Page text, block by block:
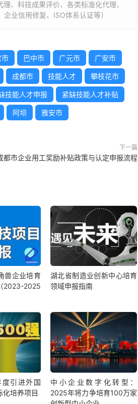
、科技成果评价、各类标准化代理、
业信用修复、ISO体系认证等）
市 巴中市 广元市 广安市
成都市 技能人才 攀枝花市
技能人才申报 紧缺技能人才补贴
阿坝 雅安市
下一篇
都市企业用工奖励补贴政策与认定申报流程
兽企业培育
2023-2025
湖北省制造业创新中心培育
领域申报指南
引进外国
化培养项目
中小企业数字化转型：
2025年将力争培育100万家